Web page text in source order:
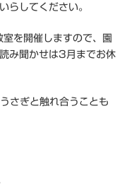
らしてください。
を開催しますので、園
み聞かせは3月までお休
さぎと触れ合うことも